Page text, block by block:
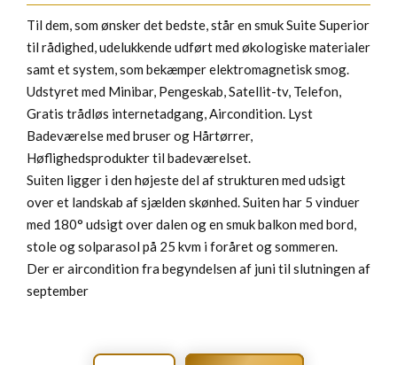
Til dem, som ønsker det bedste, står en smuk Suite Superior
til rådighed, udelukkende udført med økologiske materialer
samt et system, som bekæmper elektromagnetisk smog.
Udstyret med Minibar, Pengeskab, Satellit-tv, Telefon,
Gratis trådløs internetadgang, Aircondition. Lyst
Badeværelse med bruser og Hårtørrer,
Høflighedsprodukter til badeværelset.
Suiten ligger i den højeste del af strukturen med udsigt
over et landskab af sjælden skønhed. Suiten har 5 vinduer
med 180° udsigt over dalen og en smuk balkon med bord,
stole og solparasol på 25 kvm i foråret og sommeren.
Der er aircondition fra begyndelsen af juni til slutningen af
september